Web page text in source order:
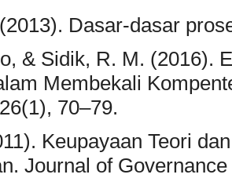
Dasar-dasar
& Sidik, R. M. (2016).
Membekali
70–79.
Keupayaan Teori
Journal of